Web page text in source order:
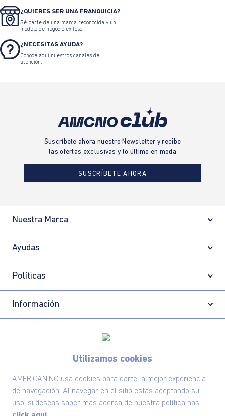
Utilizamos cookies
AMERICANINO usa cookies para darte la mejor experiencia
de navegación. Al navegar en el sitio estas aceptando su
uso, si deseas saber más acerca de nuestra política has
¿QUIERES SER UNA FRANQUICIA?
Sé parte de una marca reconocida y un
modelo de negocio exitoso.
¿NECESITAS AYUDA?
Conoce aquí nuestros canales de
atención.
Suscríbete ahora nuestro Newsletter y recibe
las ofertas exclusivas y lo último en moda
SUSCRÍBETE AHORA
Nuestra Marca
Ayudas
Políticas
Información